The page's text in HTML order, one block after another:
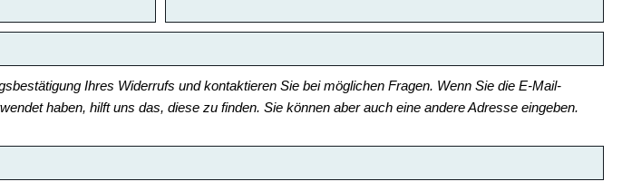
Ihres Widerrufs und kontaktieren Sie bei möglichen Fragen. Wenn Sie die E-Mail-
haben, hilft uns das, diese zu finden. Sie können aber auch eine andere Adresse eingeben.